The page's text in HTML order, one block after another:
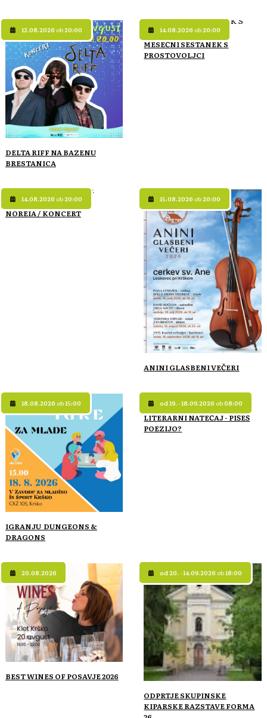
12.08.2026 ob20:00
DELTA RIFF NA BAZENU
BRESTANICA
14.08.2026 ob20:00
MESEČNI SESTANEK S
PROSTOVOLJCI
14.08.2026 ob20:00
NOREIA / KONCERT
15.08.2026 ob20:00
ANINI GLASBENI VEČERI
18.08.2026 ob15:00
IGRANJU DUNGEONS &
DRAGONS
od 19. - 18.09.2026 ob08:00
LITERARNI NATEČAJ - PIŠEŠ
POEZIJO?
20.08.2026
BEST WINES OF POSAVJE 2026
od 20. - 14.09.2026 ob18:00
ODPRTJE SKUPINSKE
KIPARSKE RAZSTAVE FORMA